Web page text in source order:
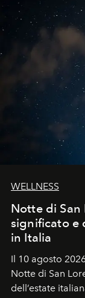
WELLNESS
Notte di San
significato e
in Italia
Il 10 agosto
Notte di San
dell’estate